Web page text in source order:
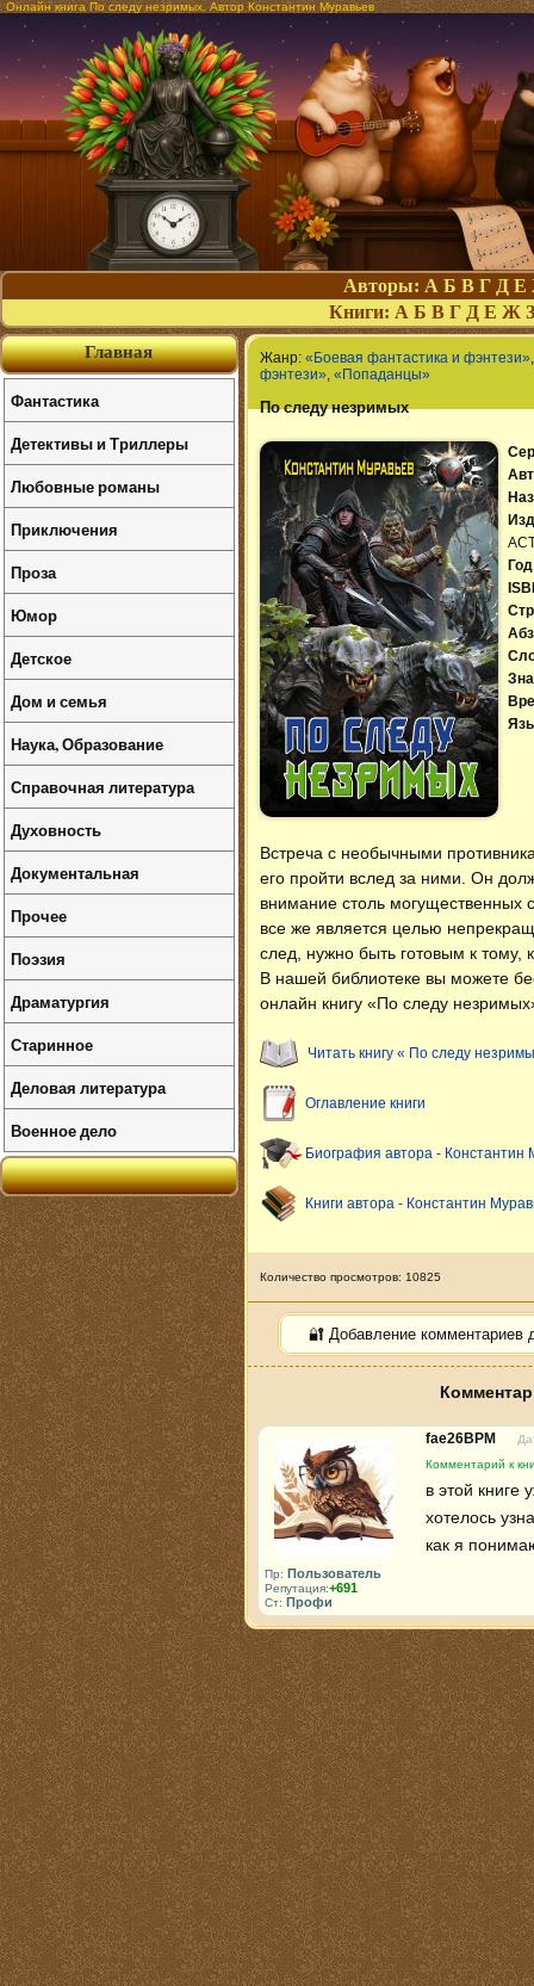
Онлайн книга По следу незримых. Автор Константин Муравьев
Авторы: А Б В Г Д Е
Книги: А Б В Г Д Е Ж З
Жанр: «Боевая фантастика и фэнтези»
фэнтези», «Попаданцы»
По следу незримых
Встреча с необычными
его пройти вслед за ними. Он
внимание столь могущественных
все же является целью
след, нужно быть готовым к тому,
В нашей библиотеке вы можете
онлайн книгу «По следу
Читать книгу « По следу
Оглавление книги
Биография автора - Константин
Книги автора - Константин
Количество просмотров: 10825
🔐 Добавление комментариев
Пр: Пользователь
Репутация:+691
Ст: Профи
fae26BPM
Комментарий к
в этой книге
хотелось
как я
Главная
Фантастика
Детективы и Триллеры
Любовные романы
Приключения
Проза
Юмор
Детское
Дом и семья
Наука, Образование
Справочная литература
Духовность
Документальная
Прочее
Поэзия
Драматургия
Старинное
Деловая литература
Военное дело